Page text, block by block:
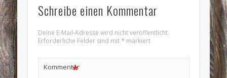
Schreibe einen Kommentar
Deine E-Mail-Adresse wird nicht veröffentlicht.
Erforderliche Felder sind mit* markiert
Kommentar
*